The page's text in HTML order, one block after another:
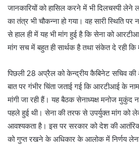
जानकारियों को हासिल करने में भी दिलचस्पी
का तंत्र भी चौकन्ना हो गया। वह सारी स्थिति
से हाल ही में यह भी मांग हुई है कि सेना को
मांग सच में बहुत ही सार्थक है तथा संकेत दे रही कि
पिछली 28 अप्रैल को केन्द्रीय कैबिनेट सचिव
बात पर गंभीर चिंता जताई गई कि आरटीआई के
मांगी जा रही हैं। यह बैठक सेनाध्यक्ष मनोज मुकुंद
पहले हुई थी। सेना की तरफ से उपर्युक्त मांग को
आवश्यकता है। इस पर सरकार को देश की
को गुप्त रखने के अधिकार के आलोक में निर्णय लेना